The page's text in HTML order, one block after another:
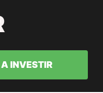
INVESTIR